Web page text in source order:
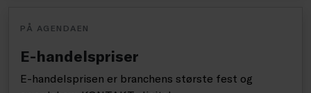
PÅ AGENDAEN
E-handelspriser
E-handelsprisen er branchens største fest og